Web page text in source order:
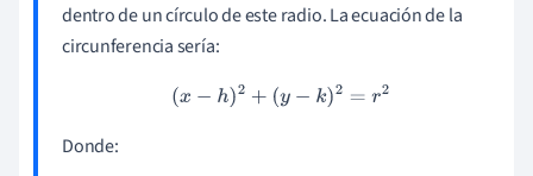
dentro de un círculo de este radio. La ecuación de la
circunferencia sería:
(x−h )2+ (y−k) 2=r2
Donde: